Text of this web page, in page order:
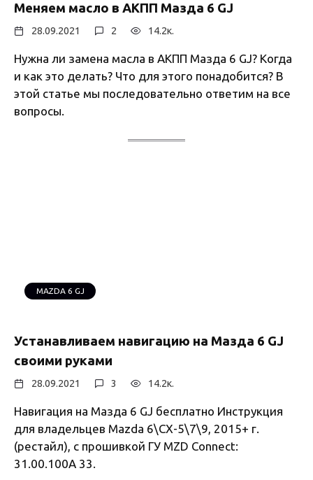
Меняем масло в АКПП Мазда 6 GJ
28.09.2021 2 14.2к.
Нужна ли замена масла в АКПП Мазда 6 GJ? Когда
и как это делать? Что для этого понадобится? В
этой статье мы последовательно ответим на все
вопросы.
MAZDA 6 GJ
Устанавливаем навигацию на Мазда 6 GJ
своими руками
28.09.2021 3 14.2к.
Навигация на Мазда 6 GJ бесплатно Инструкция
для владельцев Mazda 6\CX-5\7\9, 2015+ г.
(рестайл), с прошивкой ГУ MZD Connect:
31.00.100A 33.